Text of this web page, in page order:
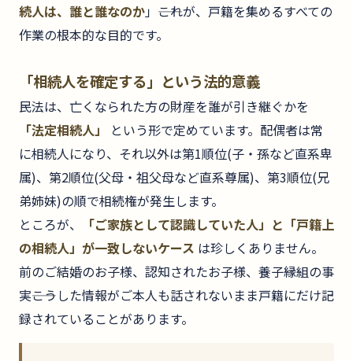
続人は、誰と誰なのか」――これが、戸籍を集めるすべての
作業の根本的な目的です。
「相続人を確定する」という法的意義
民法は、亡くなられた方の財産を誰が引き継ぐかを
「法定相続人」
という形で定めています。配偶者は常
に相続人になり、それ以外は第1順位(子・孫など直系卑
属)、第2順位(父母・祖父母など直系尊属)、第3順位(兄
弟姉妹)の順で相続権が発生します。
ところが、
「ご家族として認識していた人」と「戸籍上
の相続人」が一致しないケース は珍しくありません。
前のご結婚のお子様、認知されたお子様、養子縁組の事
実――こうした情報がご本人も話されないまま戸籍にだけ記
録されていることがあります。